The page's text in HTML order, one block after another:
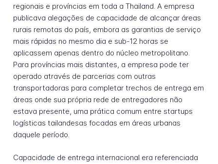
regionais e províncias em toda a Thailand. A empresa
publicava alegações de capacidade de alcançar áreas
rurais remotas do país, embora as garantias de serviço
mais rápidas no mesmo dia e sub-12 horas se
aplicassem apenas dentro do núcleo metropolitano.
Para províncias mais distantes, a empresa pode ter
operado através de parcerias com outras
transportadoras para completar trechos de entrega em
áreas onde sua própria rede de entregadores não
estava presente, uma prática comum entre startups
logísticas tailandesas focadas em áreas urbanas
daquele período.
Capacidade de entrega internacional era referenciada